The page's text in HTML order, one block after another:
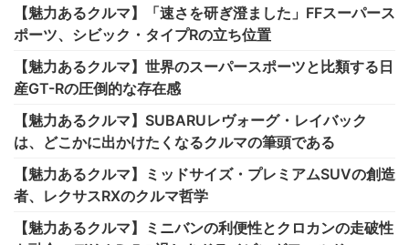
【魅力あるクルマ】「速さを研ぎ澄ました」FFスーパース
ポーツ、シビック・タイプRの立ち位置
【魅力あるクルマ】世界のスーパースポーツと比類する日
産GT-Rの圧倒的な存在感
【魅力あるクルマ】SUBARUレヴォーグ・レイバック
は、どこかに出かけたくなるクルマの筆頭である
【魅力あるクルマ】ミッドサイズ・プレミアムSUVの創造
者、レクサスRXのクルマ哲学
【魅力あるクルマ】ミニバンの利便性とクロカンの走破性